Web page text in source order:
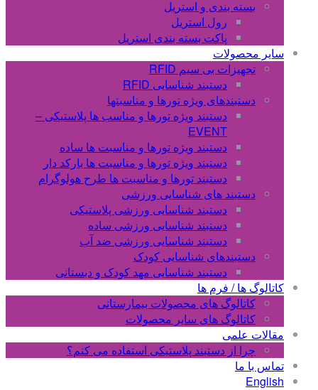
بسته بندی و استریل
رول استریل
پاکت بسته بندی استریل
سایر محصولات
تجهیزات بی سیم RFID
دستبند شناسایی RFID
دستبندهای ویژه تورها و مناسبتها
دستبند ویژه تورها و مناسب ها پلاستیکی –
EVENT
دستبند ویژه تورها و مناسبت ها ساده
دستبند ویژه تورها و مناسبت ها بارکد دار
دستبند تورها و مناسبت ها طرح هولوگرام
دستبند های شناسایی ورزشی
دستبند شناسایی ورزشی پلاستیکی
دستبند شناسایی ورزشی ساده
دستبند شناسایی ورزشی ضد آب
دستبندهای شناسایی کودک
دستبند شناسایی مهد کودک و دبستانی
کاتالوگ ها / فرم ها
کاتالوگ های محصولات بیمارستانی
کاتالوگ های سایر محصولات
مقالات علمی
چرا از دستبند پلاستیکی استفاده می کنم؟
تماس با ما
English